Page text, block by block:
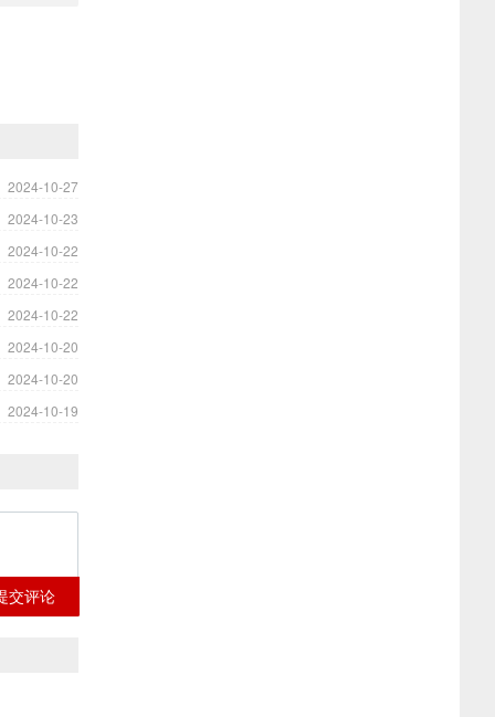
2024-10-27
2024-10-23
2024-10-22
2024-10-22
2024-10-22
2024-10-20
2024-10-20
2024-10-19
交评论